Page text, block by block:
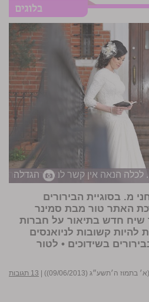
לכלה הנאה אין קשר לנאמר בכתבה
הגדלה
מ. בסוגיית הבירורים
האתר טור מבת סמינר
שיח חדש בתיאור על חברות
להיות קשובות לניואנסים
בשידוכים • לטור
ה׳תשע״ג (09/06/2013)) 13 תגובות